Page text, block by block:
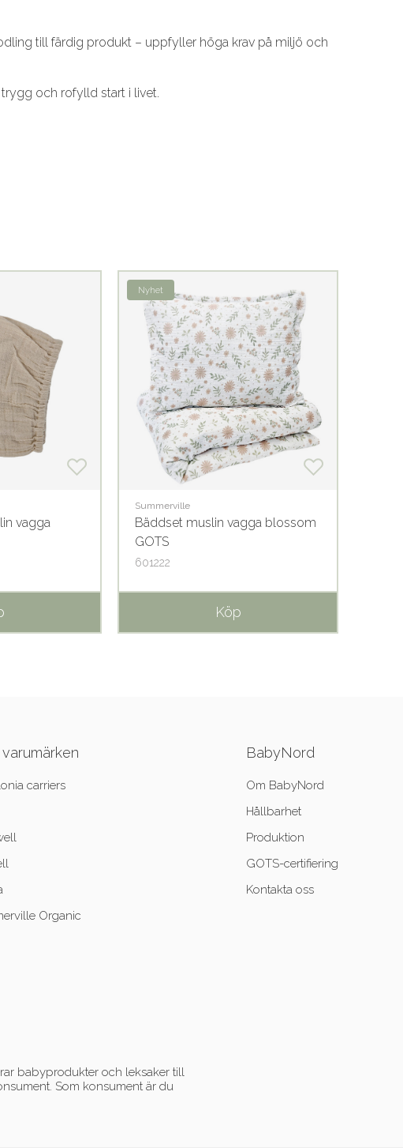
till färdig produkt – uppfyller höga krav på miljö och
och rofylld start i livet.
vagga
Nyhet
Summerville
Bäddset muslin vagga blossom
GOTS
601222
Köp
carriers
Organic
BabyNord
Om BabyNord
Hållbarhet
Produktion
GOTS-certifiering
Kontakta oss
babyprodukter och leksaker till
Som konsument är du